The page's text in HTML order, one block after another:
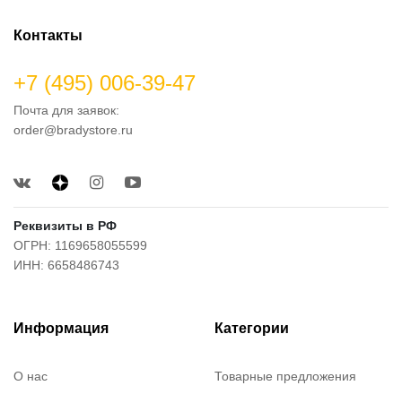
Контакты
+7 (495) 006-39-47
Почта для заявок:
order@bradystore.ru
Реквизиты в РФ
ОГРН: 1169658055599
ИНН: 6658486743
Информация
О нас
Категории
Товарные предложения